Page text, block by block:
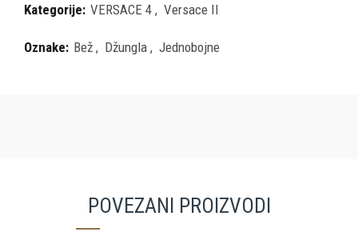
Kategorije: VERSACE 4 , Versace II
Oznake: Bež , Džungla , Jednobojne
POVEZANI PROIZVODI